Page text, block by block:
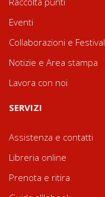
Eventi
Collaborazioni e Festival
Notizie e Area stampa
Lavora con noi
SERVIZI
Assistenza e contatti
Libreria online
Prenota e ritira